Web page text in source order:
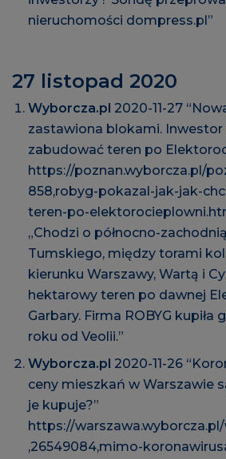
nieruchomości dompress.pl”
27 listopad 2020
Wyborcza.pl 2020-11-27
zastawiona blokami. Inwestor
zabudować teren po
https://poznan.wyborcza.pl/
858,robyg-pokazal-jak-jak-
teren-po-
„Chodzi o północno-
Tumskiego, między torami
kierunku Warszawy, Wartą i
hektarowy teren po dawnej
Garbary. Firma ROBYG kupiła
roku od Veolii.”
Wyborcza.pl 2020-11-26
ceny mieszkań w Warszawie
je kupuje?”
https://
,26549084,mimo-